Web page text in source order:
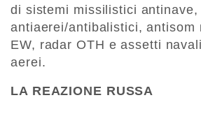
di sistemi missilistici antinave,
antiaerei/antibalistici, antisom
EW, radar OTH e assetti
aerei.
LA REAZIONE RUSSA